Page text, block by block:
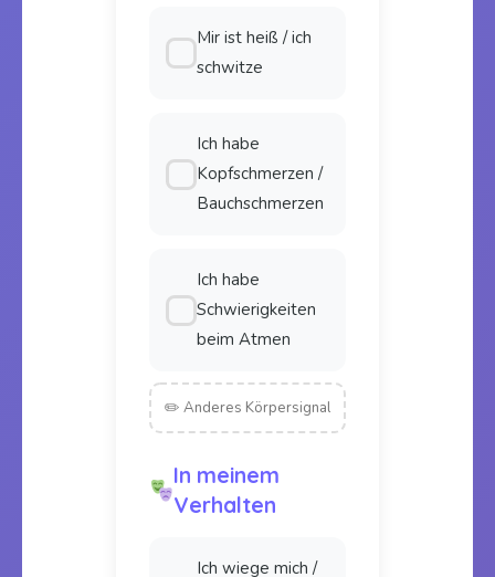
Mir ist heiß / ich
schwitze
Ich habe
Kopfschmerzen /
Bauchschmerzen
Ich habe
Schwierigkeiten
beim Atmen
In meinem
Verhalten
Ich wiege mich /